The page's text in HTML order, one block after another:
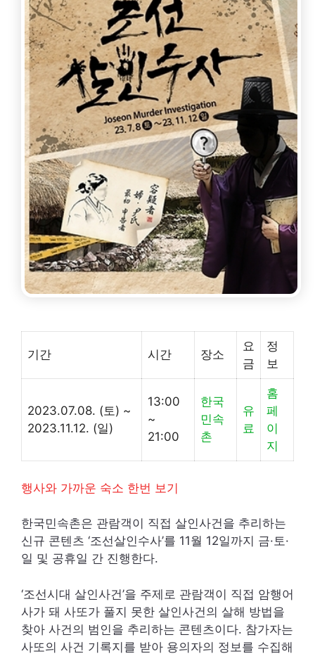
기간 시간 장소
요
금
정
보
2023.07.08. (토) ~
2023.11.12. (일)
13:00
~
21:00
한국
민속
촌
유
료
홈
페
이
지
행사와 가까운 숙소 한번 보기
한국민속촌은 관람객이 직접 살인사건을 추리하는
신규 콘텐츠 ‘조선살인수사’를 11월 12일까지 금·토·
일 및 공휴일 간 진행한다.
‘조선시대 살인사건’을 주제로 관람객이 직접 암행어
사가 돼 사또가 풀지 못한 살인사건의 살해 방법을
찾아 사건의 범인을 추리하는 콘텐츠이다. 참가자는
사또의 사건 기록지를 받아 용의자의 정보를 수집해